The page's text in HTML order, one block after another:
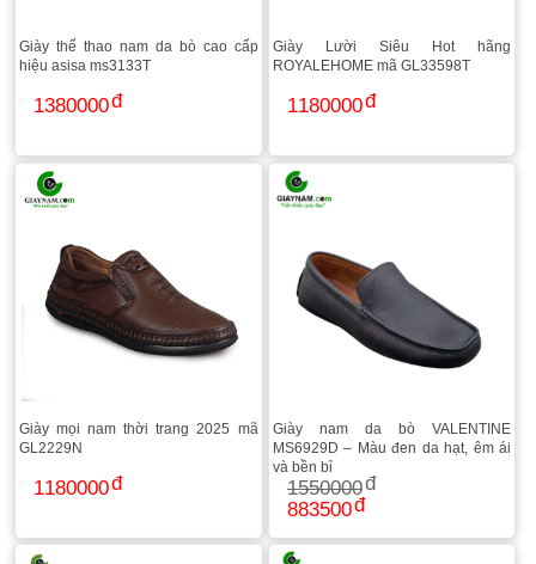
Giày thể thao nam da bò cao cấp
hiệu asisa ms3133T
1380000
Giày Lười Siêu Hot hãng
ROYALEHOME mã GL33598T
1180000
Giày mọi nam thời trang 2025 mã
GL2229N
1180000
Giày nam da bò VALENTINE
MS6929D – Màu đen da hạt, êm ái
và bền bỉ
1550000
883500